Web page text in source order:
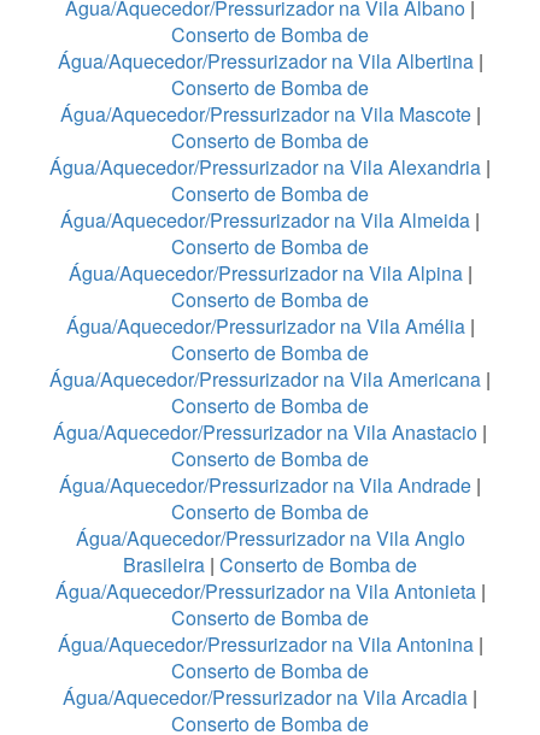
Água/Aquecedor/Pressurizador na Vila Albano |
Conserto de Bomba de
Água/Aquecedor/Pressurizador na Vila Albertina|
Conserto de Bomba de
Água/Aquecedor/Pressurizador na Vila Mascote|
Conserto de Bomba de
Água/Aquecedor/Pressurizador na Vila Alexandria |
Conserto de Bomba de
Água/Aquecedor/Pressurizador na Vila Almeida |
Conserto de Bomba de
Água/Aquecedor/Pressurizador na Vila Alpina |
Conserto de Bomba de
Água/Aquecedor/Pressurizador na Vila Amélia |
Conserto de Bomba de
Água/Aquecedor/Pressurizador na Vila Americana |
Conserto de Bomba de
Água/Aquecedor/Pressurizador na Vila Anastacio |
Conserto de Bomba de
Água/Aquecedor/Pressurizador na Vila Andrade |
Conserto de Bomba de
Água/Aquecedor/Pressurizador na Vila Anglo
Brasileira | Conserto de Bomba de
Água/Aquecedor/Pressurizador na Vila Antonieta|
Conserto de Bomba de
Água/Aquecedor/Pressurizador na Vila Antonina|
Conserto de Bomba de
Água/Aquecedor/Pressurizador na Vila Arcadia |
Conserto de Bomba de